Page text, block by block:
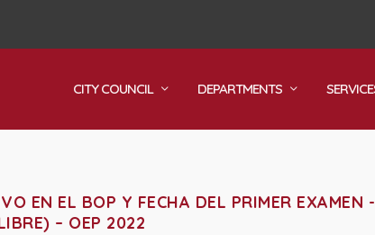
CITY COUNCIL DEPARTMENTS
EN EL BOP Y FECHA DEL PRIMER EXAMEN
– OEP 2022